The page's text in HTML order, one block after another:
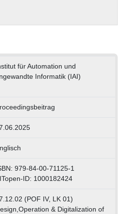
für Automation und
Informatik (IAI)
979-84-00-71125-1
ID: 1000182424
(POF IV, LK 01)
& Digitalization of